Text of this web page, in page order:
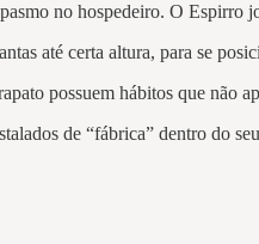
no hospedeiro. O Espirro
até certa altura, para se
possuem hábitos que não
de “fábrica” dentro do